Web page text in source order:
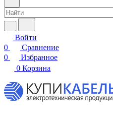
Войти
0
Сравнение
0
Избранное
0 Корзина